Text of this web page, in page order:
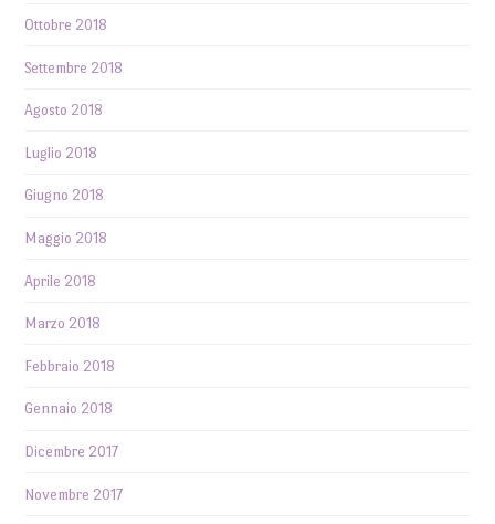
Ottobre 2018
Settembre 2018
Agosto 2018
Luglio 2018
Giugno 2018
Maggio 2018
Aprile 2018
Marzo 2018
Febbraio 2018
Gennaio 2018
Dicembre 2017
Novembre 2017